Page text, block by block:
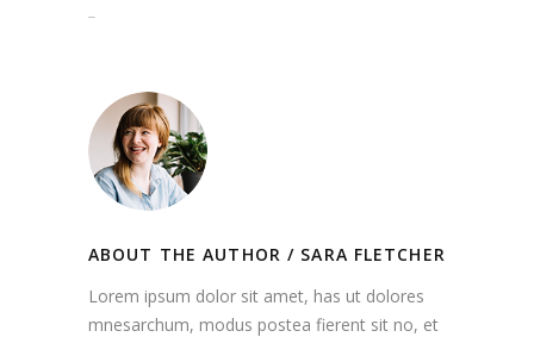
ABOUT THE AUTHOR / SARA FLETCHER
Lorem ipsum dolor sit amet, has ut dolores
mnesarchum, modus postea fierent sit no, et